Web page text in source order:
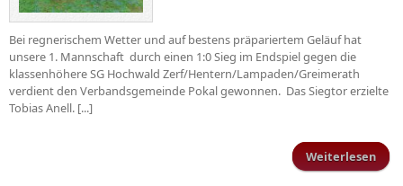
Bei regnerischem Wetter und auf bestens präpariertem Geläuf hat
unsere 1. Mannschaft durch einen 1:0 Sieg im Endspiel gegen die
klassenhöhere SG Hochwald Zerf/Hentern/Lampaden/Greimerath
verdient den Verbandsgemeinde Pokal gewonnen. Das Siegtor erzielte
Tobias Anell. [...]
Weiterlesen